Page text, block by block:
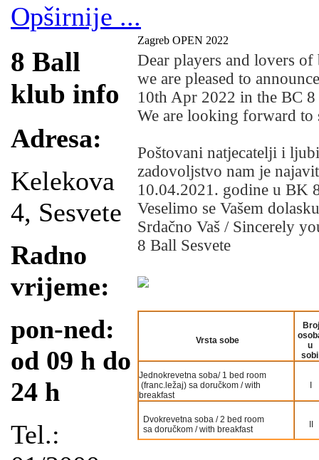
Opširnije ...
8 Ball
klub info
Adresa:
Kelekova
4, Sesvete
Radno
vrijeme:
pon-ned:
od 09 h do
24 h
Tel.:
Zagreb OPEN 2022
Dear players and lovers
we are pleased to
10th Apr 2022 in the BC 8
We are looking forward to
Poštovani natjecatelji i
zadovoljstvo nam je
10.04.2021. godine u BK
Veselimo se Vašem
Srdačno Vaš / Sincerely
8 Ball Sesvete
Vrsta sobe
Broj
u
sobi
Jednokrevetna soba/ 1 bed room
(franc.ležaj) sa doručkom / with
breakfast
Dvokrevetna soba / 2 bed room
sa doručkom / with breakfast